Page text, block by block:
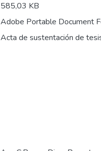
585,03 KB
Adobe Portable Document
Acta de sustentación de